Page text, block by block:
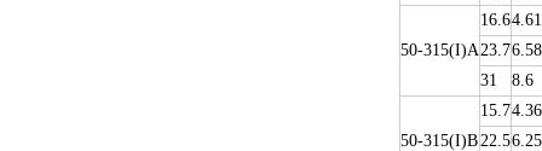
50-315(I)A
16.64.61
23.76.58
31
8.6
50-315(I)B
15.74.36
22.56.25